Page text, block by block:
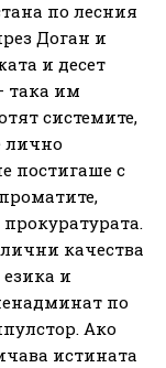
по лесния
Доган и
и десет
така им
системите,
лично
постигаше с
качества
и
по
Ако
истината